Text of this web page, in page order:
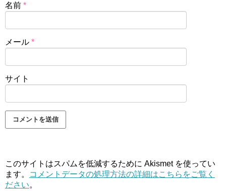
名前 *
メール *
サイト
このサイトはスパムを低減するために Akismet を使ってい
ます。
コメントデータの処理方法の詳細はこちらをご覧く
ださい。